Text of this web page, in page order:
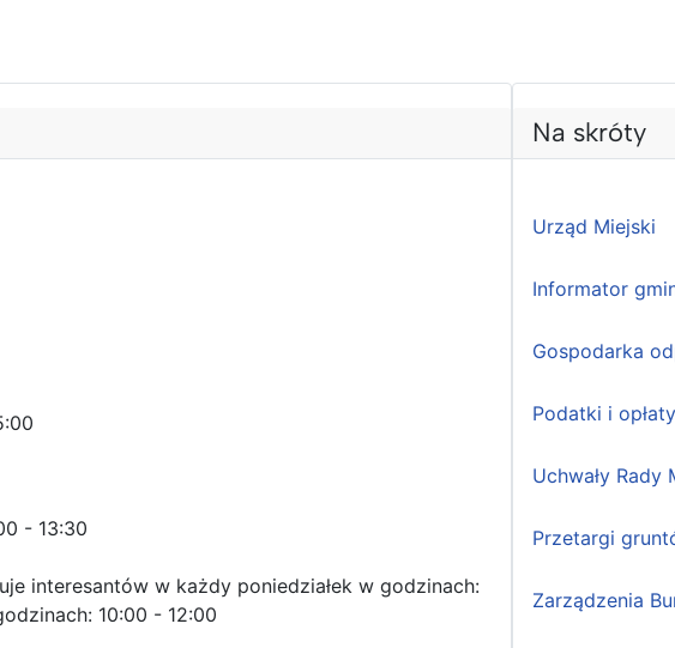
- 13:30
interesantów w każdy poniedziałek w godzinach:
10:00 - 12:00
Na skróty
Urząd Miejski
Informator
Gospodarka
Podatki i opłaty
Uchwały Rady
Przetargi
Zarządzenia